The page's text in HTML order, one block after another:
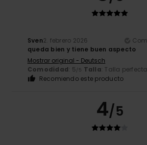
Sven2. febrero 2026
queda bien y tiene buen aspecto
Mostrar original - Deutsch
Comodidad: 5/5 Talla: Talla perfecta
Recomiendo este producto
4/5